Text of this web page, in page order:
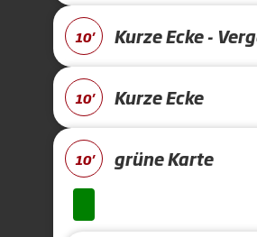
10' Kurze Ecke -
10' Kurze Ecke
10' grüne Karte